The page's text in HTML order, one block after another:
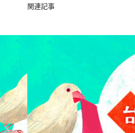
関連記事